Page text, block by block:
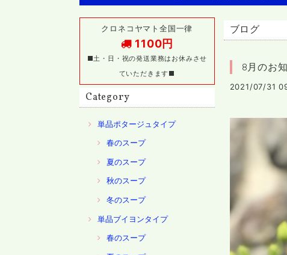
クロネコヤマト全国一律
1100円
■土・日・祝の発送業務はお休みさせ
ていただきます■
Category
単品ポタージュタイプ
春のスープ
夏のスープ
秋のスープ
冬のスープ
単品ブイヨンタイプ
春のスープ
ブログ
8月のお
2021/07/31